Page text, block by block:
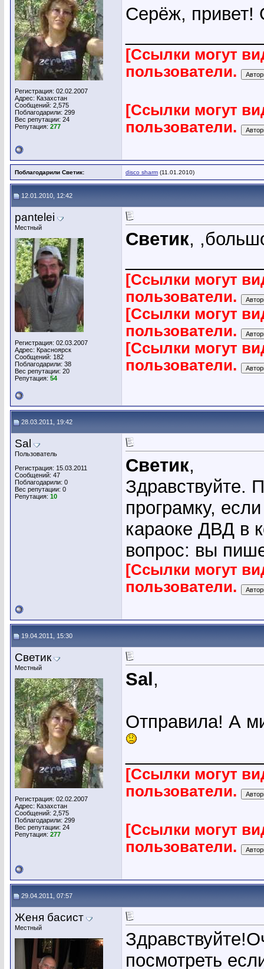
Регистрация: 02.02.2007
Адрес: Казахстан
Сообщений: 2,575
Поблагодарили: 299
Вес репутации: 24
Репутация: 277
Серёж, привет!
[Ссылки могут
пользователи.
[Ссылки могут
пользователи.
Поблагодарили Светик: disco sharm (11.01.2010)
12.01.2010, 12:42
pantelei
Местный
Регистрация: 02.03.2007
Адрес: Красноярск
Сообщений: 182
Поблагодарили: 38
Вес репутации: 20
Репутация: 54
Светик,
[Ссылки могут
пользователи.
[Ссылки могут
пользователи.
[Ссылки могут
пользователи.
28.03.2011, 19:42
Sal
Пользователь
Регистрация: 15.03.2011
Сообщений: 47
Поблагодарили: 0
Вес репутации: 0
Репутация: 10
Светик,
Здравствуйте.
програмку,
караоке ДВД в
вопрос: вы
[Ссылки могут
пользователи.
19.04.2011, 15:30
Светик
Местный
Регистрация: 02.02.2007
Адрес: Казахстан
Сообщений: 2,575
Поблагодарили: 299
Вес репутации: 24
Репутация: 277
Sal ,
Отправила! А
[Ссылки могут
пользователи.
[Ссылки могут
пользователи.
29.04.2011, 07:57
Женя басист
Местный
посмотреть